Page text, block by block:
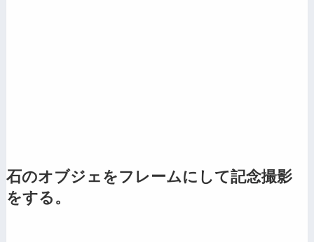
石のオブジェをフレームにして記念撮影
をする。